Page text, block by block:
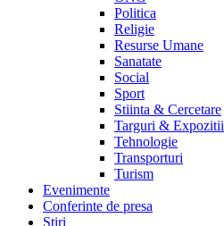
Politica
Religie
Resurse Umane
Sanatate
Social
Sport
Stiinta & Cercetare
Targuri & Expozitii
Tehnologie
Transporturi
Turism
Evenimente
Conferinte de presa
Stiri